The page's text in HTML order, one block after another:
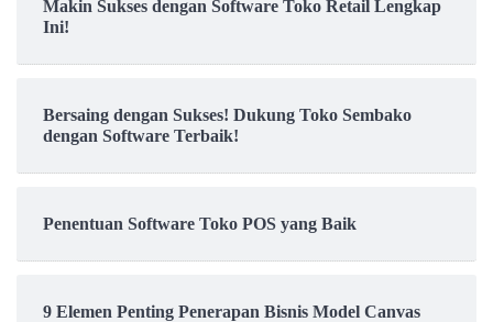
Makin Sukses dengan Software Toko Retail Lengkap
Ini!
Bersaing dengan Sukses! Dukung Toko Sembako
dengan Software Terbaik!
Penentuan Software Toko POS yang Baik
9 Elemen Penting Penerapan Bisnis Model Canvas